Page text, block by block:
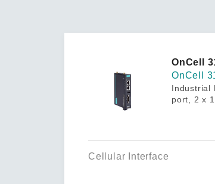
OnCell
OnCell
Industrial
port, 2 x
Cellular Interface